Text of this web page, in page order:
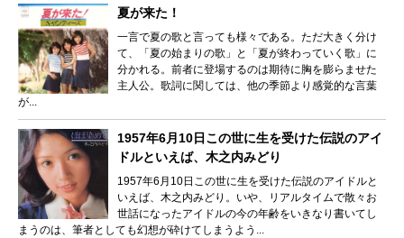
夏が来た！
一言で夏の歌と言っても様々である。ただ大きく分け
て、「夏の始まりの歌」と「夏が終わっていく歌」に
分かれる。前者に登場するのは期待に胸を膨らませた
主人公。歌詞に関しては、他の季節より感覚的な言葉
が...
1957年6月10日この世に生を受けた伝説のアイ
ドルといえば、木之内みどり
1957年6月10日この世に生を受けた伝説のアイドルと
いえば、木之内みどり。いや、リアルタイムで散々お
世話になったアイドルの今の年齢をいきなり書いてし
まうのは、筆者としても幻想が砕けてしまうよう...